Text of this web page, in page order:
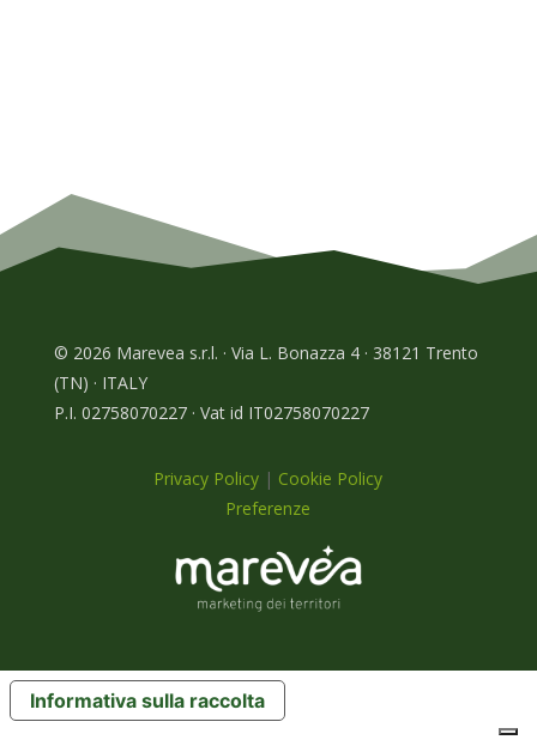
© 2026 Marevea s.r.l. · Via L. Bonazza 4 · 38121 Trento
(TN) · ITALY
P.I. 02758070227 · Vat id IT02758070227
Privacy Policy | Cookie Policy
Preferenze
Informativa sulla raccolta